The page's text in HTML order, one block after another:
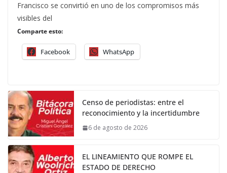
Francisco se convirtió en uno de los compromisos más
visibles del
Comparte esto:
Facebook WhatsApp
Censo de periodistas: entre el
reconocimiento y la incertidumbre
6 de agosto de 2026
EL LINEAMIENTO QUE ROMPE EL
ESTADO DE DERECHO